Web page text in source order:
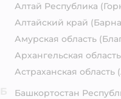
Алтай Республика
Алтайский край
Амурская область
Архангельская область
Астраханская область
Башкортостан